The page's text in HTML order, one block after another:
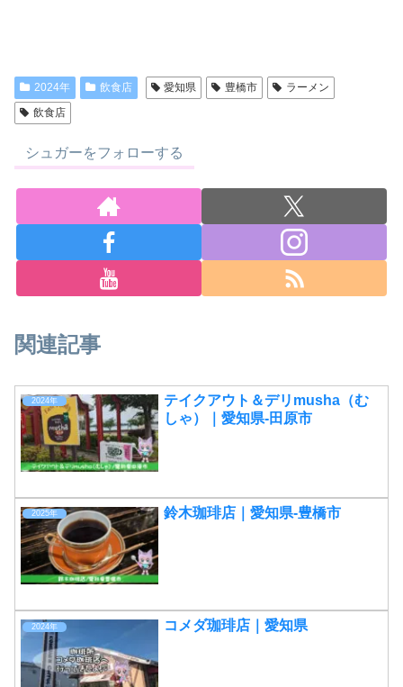
2024年 飲食店 愛知県 豊橋市
ラーメン
飲食店
シュガーをフォローする
関連記事
2024年
テイクアウト＆デリmusha（む
しゃ）｜愛知県-田原市
2025年 鈴木珈琲店｜愛知県-豊橋市
2024年 コメダ珈琲店｜愛知県